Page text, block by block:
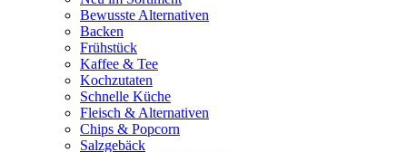
Bewusste Alternativen
Backen
Frühstück
Kaffee & Tee
Kochzutaten
Schnelle Küche
Fleisch & Alternativen
Chips & Popcorn
Salzgebäck